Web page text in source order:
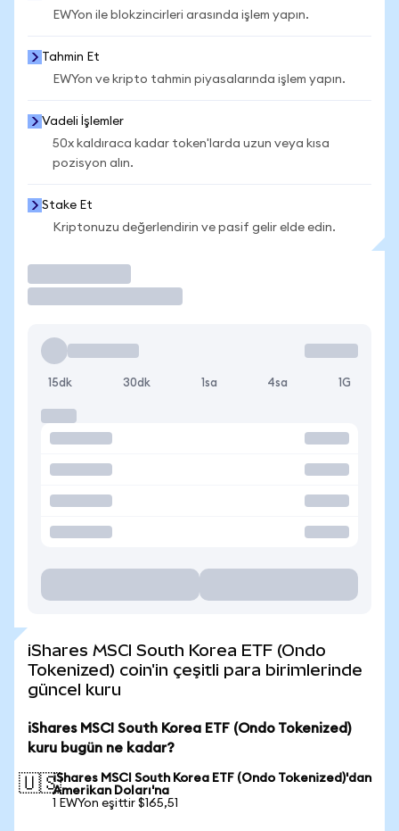
EWYon ile blokzincirleri arasında işlem yapın.
Tahmin Et
EWYon ve kripto tahmin piyasalarında işlem yapın.
Vadeli İşlemler
50x kaldıraca kadar token'larda uzun veya kısa
pozisyon alın.
Stake Et
Kriptonuzu değerlendirin ve pasif gelir elde edin.
15dk 30dk 1sa 4sa 1G
iShares MSCI South Korea ETF (Ondo
Tokenized) coin'in çeşitli para birimlerinde
güncel kuru
iShares MSCI South Korea ETF (Ondo Tokenized)
kuru bugün ne kadar?
🇺🇸iShares MSCI South Korea ETF (Ondo Tokenized)'dan
Amerikan Doları'na
1 EWYon eşittir $165,51